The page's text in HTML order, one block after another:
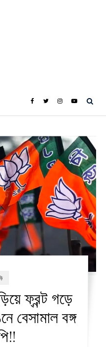
ফ্রন্ট গড়ে
বেসামাল বঙ্গ